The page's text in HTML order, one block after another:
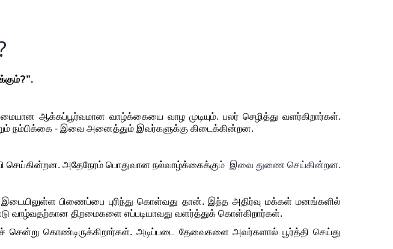
ஆக்கப்பூர்வமான வாழ்க்கையை வாழ முடியும். பலர் செழித்து வளர்கிறார்கள்.
செய்கின்றன. அதேநேரம் பொதுவான நல்வாழ்க்கைக்கும் இவை துணை செய்கின்றன.
பிணைப்பை புரிந்து கொள்வது தான். இந்த அதிர்வு மக்கள் மனங்களில்
வாழ்வதற்கான திறமைகளை எப்படியாவது வளர்த்துக் கொள்கிறார்கள்.
சென்று கொண்டிருக்கிறார்கள். அடிப்படை தேவைகளை அவர்களால் பூர்த்தி செய்து